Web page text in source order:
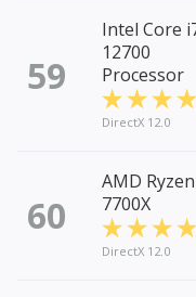
59
Intel Core
12700
Processor
DirectX 12.0
60
AMD
7700X
DirectX 12.0